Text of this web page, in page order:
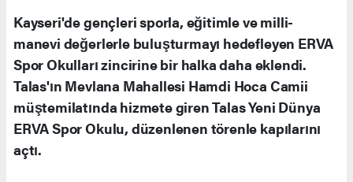
Kayseri'de gençleri sporla, eğitimle ve milli-
manevi değerlerle buluşturmayı hedefleyen ERVA
Spor Okulları zincirine bir halka daha eklendi.
Talas'ın Mevlana Mahallesi Hamdi Hoca Camii
müştemilatında hizmete giren Talas Yeni Dünya
ERVA Spor Okulu, düzenlenen törenle kapılarını
açtı.